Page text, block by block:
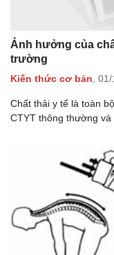
Ảnh hưởng của
trường
Kiến thức cơ bản 01/
Chất thải y tế là toàn
CTYT thông thường và